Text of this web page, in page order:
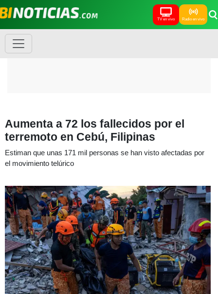
TV en vivo Radio en vivo
Aumenta a 72 los fallecidos por el
terremoto en Cebú, Filipinas
Estiman que unas 171 mil personas se han visto afectadas por
el movimiento telúrico